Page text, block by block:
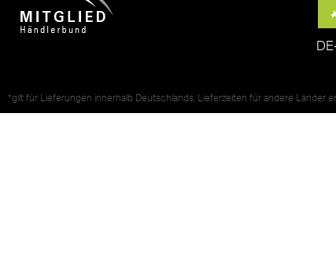
*gilt für Lieferungen innerhalb Deutschlands, Lieferzeiten für andere Länder